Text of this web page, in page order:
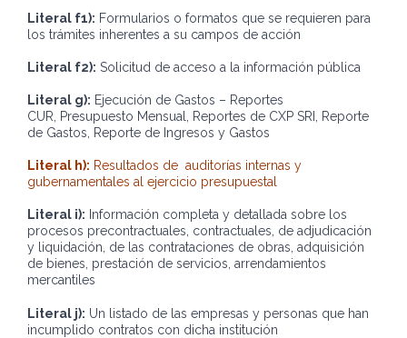
Literal f1): Formularios o formatos que se requieren para
los trámites inherentes a su campos de acción
Literal f2): Solicitud de acceso a la información pública
Literal g): Ejecución de Gastos – Reportes
CUR, Presupuesto Mensual, Reportes de CXP SRI, Reporte
de Gastos, Reporte de Ingresos y Gastos
Literal h): Resultados de auditorías internas y
gubernamentales al ejercicio presupuestal
Literal i): Información completa y detallada sobre los
procesos precontractuales, contractuales, de adjudicación
y liquidación, de las contrataciones de obras, adquisición
de bienes, prestación de servicios, arrendamientos
mercantiles
Literal j): Un listado de las empresas y personas que han
incumplido contratos con dicha institución